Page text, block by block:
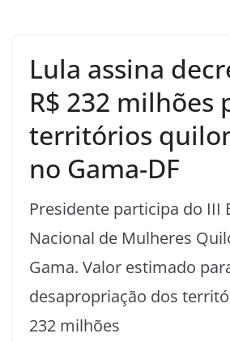
Lula assina
R$ 232 milhões
territórios
no Gama-DF
Presidente participa do III
Nacional de Mulheres
Gama. Valor estimado
desapropriação dos
232 milhões